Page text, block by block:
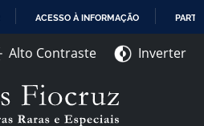
CONTEÚDO
ACESSO À INFORMAÇÃO
Alto Contraste Inverter